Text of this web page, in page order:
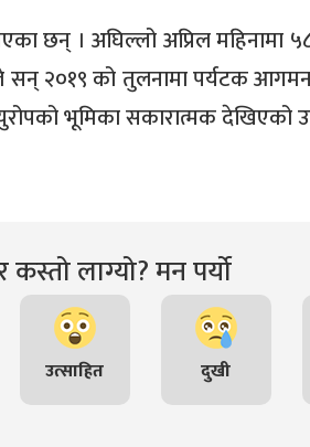
छन् । अघिल्लो अप्रिल महिनामा
सन् २०१९ को तुलनामा पर्यटक
युरोपको भूमिका सकारात्मक
लाग्यो? मन पर्यो
उत्साहित दुखी